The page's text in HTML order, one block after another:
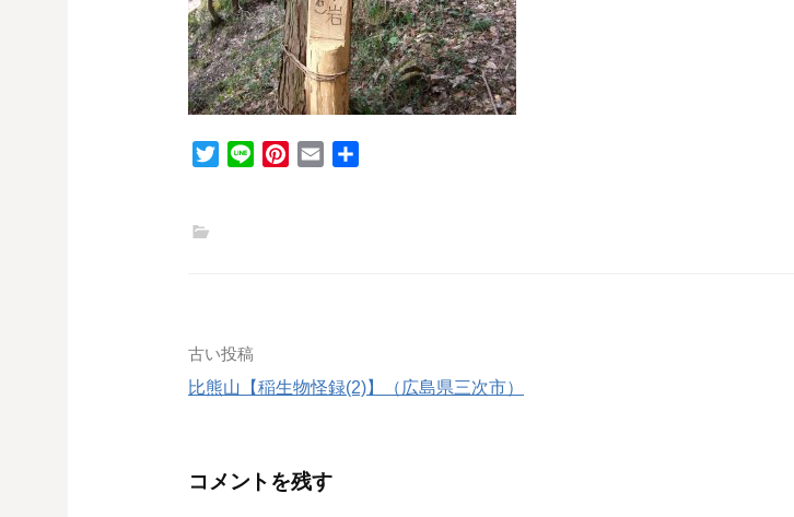
投
稿
ビ
古い投稿
比熊山【稲生物怪録(2)】（広島県三次市）
コメントを残す